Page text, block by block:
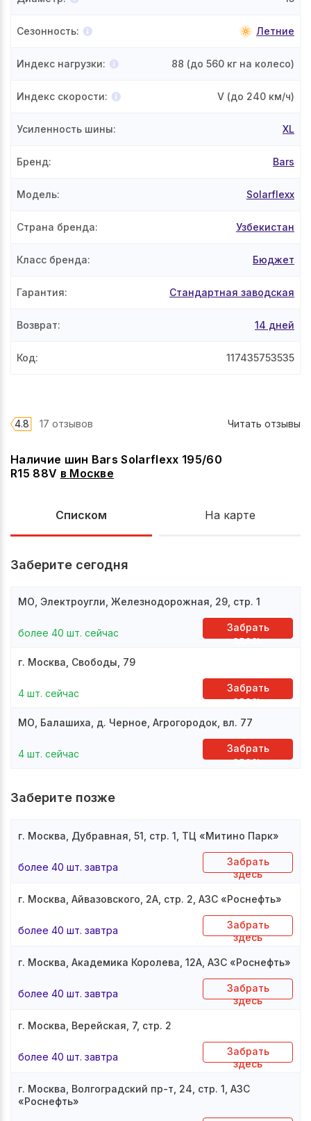
Наличие шин Bars Solarflexx 195/60
R15 88V в Москве
Списком На карте
Заберите сегодня
МО, Электроугли, Железнодорожная, 29, стр. 1
более 40 шт. сейчас
Забрать
здесь
г. Москва, Свободы, 79
4 шт. сейчас
Забрать
здесь
МО, Балашиха, д. Черное, Агрогородок, вл. 77
4 шт. сейчас
Забрать
здесь
Заберите позже
г. Москва, Дубравная, 51, стр. 1, ТЦ «Митино Парк»
более 40 шт. завтра
Забрать
здесь
г. Москва, Айвазовского, 2А, стр. 2, АЗС «Роснефть»
более 40 шт. завтра
Забрать
здесь
г. Москва, Академика Королева, 12А, АЗС «Роснефть»
более 40 шт. завтра
Забрать
здесь
г. Москва, Верейская, 7, стр. 2
более 40 шт. завтра
Забрать
здесь
г. Москва, Волгоградский пр-т, 24, стр. 1, АЗС
«Роснефть»
Сезонность: Летние
Индекс нагрузки: 88 (до 560 кг на колесо)
Индекс скорости: V (до 240 км/ч)
Усиленность шины: XL
Бренд: Bars
Модель: Solarflexx
Страна бренда: Узбекистан
Класс бренда: Бюджет
Гарантия: Стандартная заводская
Возврат: 14 дней
Код: 117435753535
4.8 17 отзывов Читать отзывы